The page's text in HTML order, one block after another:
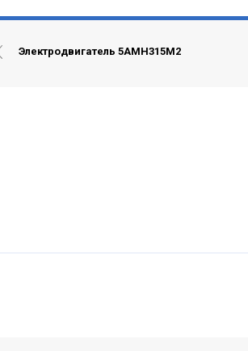
Электродвигатель 5АМН315М2